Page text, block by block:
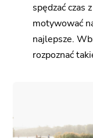
spędzać czas
motywować
najlepsze.
rozpoznać